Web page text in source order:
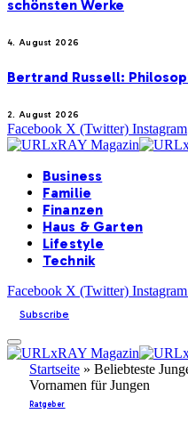
schönsten Werke
4. August 2026
Bertrand Russell:
2. August 2026
Facebook X (Twitter) Instagram
Business
Familie
Finanzen
Haus & Garten
Lifestyle
Technik
Facebook X (Twitter) Instagram
Subscribe
Startseite » Beliebteste
Vornamen für Jungen
Ratgeber